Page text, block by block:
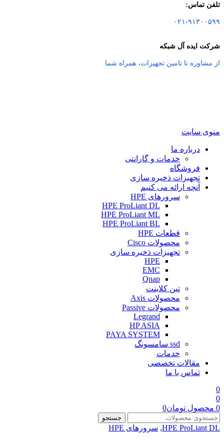
تلفن تماس:
۰۲۱-۹۱۳۰۰۵۹۹
شرکت ایده آل شبکه
از مشاوره تا تامین تجهیزات، همراه شما
منوی سایت
درباره ما
خدمات و گارانتی
فروشگاه
تجهیزات ذخیره سازی
آنچه ارائه می کنیم
سرورهای HPE
HPE ProLiant DL
HPE ProLiant ML
HPE ProLiant BL
قطعات HPE
محصولات Cisco
تجهیزات ذخیره سازی
HPE
EMC
Qnap
تین کلاینت
محصولات Axis
محصولات Passive
Legrand
HP ASIA
PAYA SYSTEM
ssd سامسونگ
خدمات
مقالات تخصصی
تماس با ما
0
0
0 محصول تومان0
جستجو
HPE ProLiant DL
, سرورهای HPE